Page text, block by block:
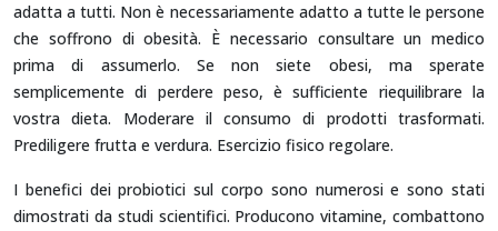
adatta a tutti. Non è necessariamente adatto a tutte le persone
che soffrono di obesità. È necessario consultare un medico
prima di assumerlo. Se non siete obesi, ma sperate
semplicemente di perdere peso, è sufficiente riequilibrare la
vostra dieta. Moderare il consumo di prodotti trasformati.
Prediligere frutta e verdura. Esercizio fisico regolare.
I benefici dei probiotici sul corpo sono numerosi e sono stati
dimostrati da studi scientifici. Producono vitamine, combattono